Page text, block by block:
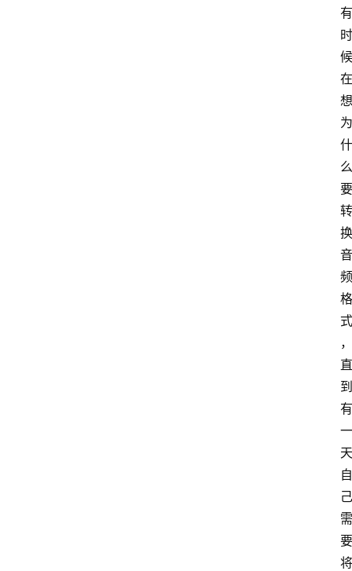
有
时
候
在
想
为
什
么
要
转
换
音
频
格
式
，
直
到
有
一
天
自
己
需
要
将